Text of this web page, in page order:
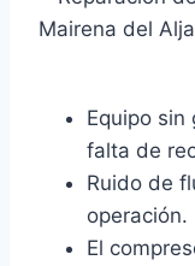
Equipo
falta de
Ruido de
operación.
El